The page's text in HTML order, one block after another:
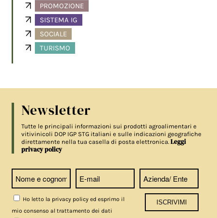
PROMOZIONE
SISTEMA IG
SOCIALE
TURISMO
Newsletter
Tutte le principali informazioni sui prodotti agroalimentari e
vitivinicoli DOP IGP STG italiani e sulle indicazioni geografiche
direttamente nella tua casella di posta elettronica.Leggi
privacy policy
Ho letto la privacy policy ed esprimo il
mio consenso al trattamento dei dati